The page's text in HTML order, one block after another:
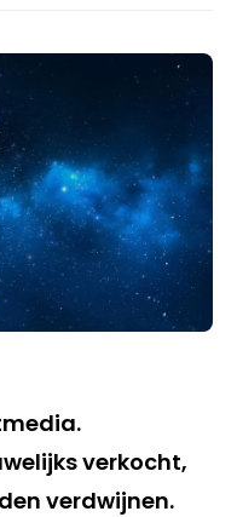
verkocht,
verdwijnen.